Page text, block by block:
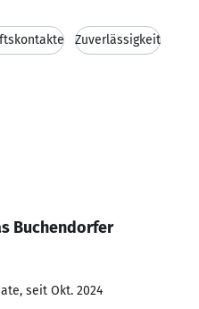
Zuverlässigkeit
Buchendorfer
seit Okt. 2024